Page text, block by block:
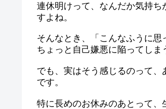
連休明けって、なんだか気持
すよね。
そんなとき、「こんなふうに思
ちょっと自己嫌悪に陥ってしま
でも、実はそう感じるのって
です。
特に長めのお休みのあとって